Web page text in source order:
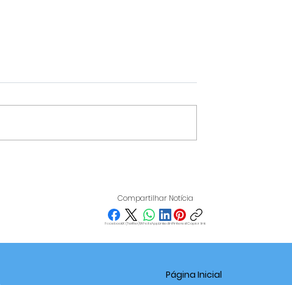
MONITORAMENTO
NOTURNO PODE SER
DESCONTADO DA PENA
RÉU DO 8 DE JANEIRO
Compartilhar Notícia
FacebookX (Twitter)WhatsAppLinkedInPinterestCopiar link
Página Inicial